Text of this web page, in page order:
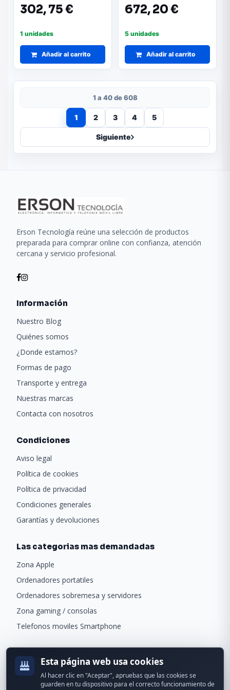
302,75 €
1 unidades
Añadir al carrito
672,20 €
5 unidades
Añadir al carrito
1 a 40 de 608
1 2 3 4 5
Siguiente
Erson Tecnología reúne una selección de productos
preparada para comprar online con confianza, atención
cercana y servicio profesional.
Información
Nuestro Blog
Quiénes somos
¿Donde estamos?
Formas de pago
Transporte y entrega
Nuestras marcas
Contacta con nosotros
Condiciones
Aviso legal
Política de cookies
Política de privacidad
Condiciones generales
Garantías y devoluciones
Las categorias mas demandadas
Zona Apple
Ordenadores portatiles
Ordenadores sobremesa y servidores
Zona gaming / consolas
Telefonos moviles Smartphone
Recibe ofertas exclusivas y novedades.
Esta página web usa cookies
Al hacer clic en "Aceptar", apruebas que las cookies se
guarden en tu dispositivo para el correcto funcionamiento de